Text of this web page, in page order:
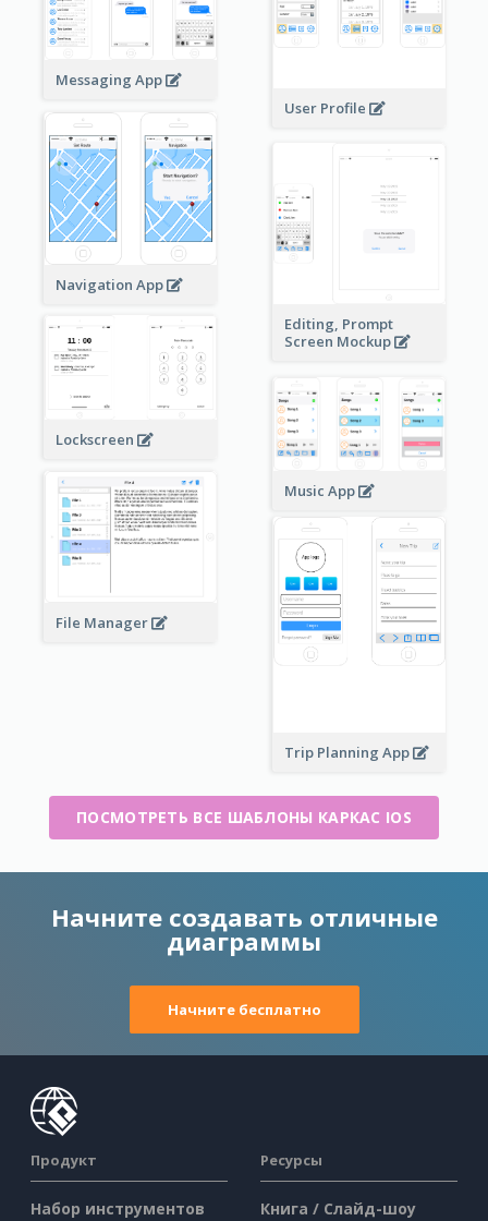
User Profile
Messaging App
Navigation App
Editing, Prompt
Screen Mockup
Lockscreen
Music App
File Manager
Trip Planning App
ПОСМОТРЕТЬ ВСЕ ШАБЛОНЫ КАРКАС IOS
Начните создавать отличные
диаграммы
Начните бесплатно
Продукт
Набор инструментов
Ресурсы
Книга / Слайд-шоу